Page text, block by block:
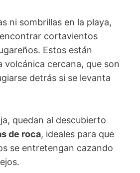
ni sombrillas en la playa,
cortavientos
Estos están
volcánica cercana, que son
detrás si se levanta
quedan al descubierto
de roca, ideales para que
se entretengan cazando